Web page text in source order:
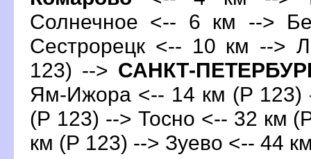
Солнечное <-- 6 км -->
Сестрорецк <-- 10 км -->
123) --> САНКТ-
Ям-Ижора <-- 14 км (Р 123)
(Р 123) --> Тосно <-- 32 км
км (Р 123) --> Зуево <-- 44